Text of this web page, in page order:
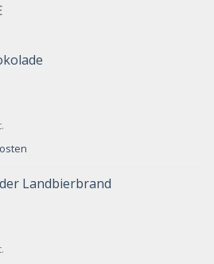
Landbierbrand